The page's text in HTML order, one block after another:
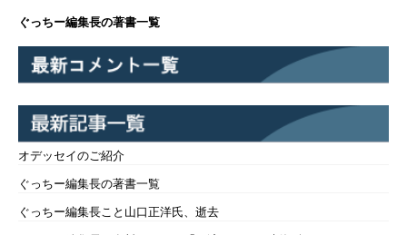
ぐっちー編集長の著書一覧
オデッセイのご紹介
ぐっちー編集長の著書一覧
ぐっちー編集長こと山口正洋氏、逝去